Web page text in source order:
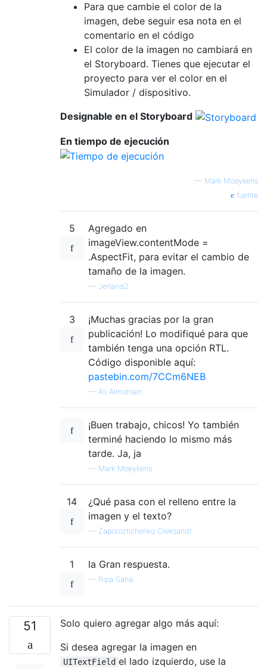
Para que cambie el color de la
imagen, debe seguir esa nota en el
comentario en el código
El color de la imagen no cambiará en
el Storyboard. Tienes que ejecutar el
proyecto para ver el color en el
Simulador / dispositivo.
Designable en el Storyboard
En tiempo de ejecución
— Mark Moeykens
fuente
5
Agregado en
imageView.contentMode =
.AspectFit, para evitar el cambio de
tamaño de la imagen.
— Jerland2
3
¡Muchas gracias por la gran
publicación! Lo modifiqué para que
también tenga una opción RTL.
Código disponible aquí:
pastebin.com/7CCm6NEB
— Ali Almohsen
¡Buen trabajo, chicos! Yo también
terminé haciendo lo mismo más
tarde. Ja, ja
— Mark Moeykens
14
¿Qué pasa con el relleno entre la
imagen y el texto?
— Zaporozhchenko Oleksandr
1 la Gran respuesta.
— Ripa Saha
51
Solo quiero agregar algo más aquí:
Si desea agregar la imagen en
UITextField el lado izquierdo, use la